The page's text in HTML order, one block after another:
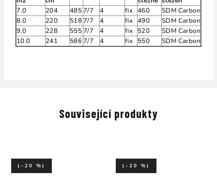
7.0
204 485 7/7 4 fix 460
SDM Carbon
8.0
220 518 7/7 4 fix 490
SDM Carbon
9.0
228 555 7/7 4 fix 520
SDM Carbon
10.0
241 586 7/7 4 fix 550 SDM Carbon
Související produkty
(–20 %) (–20 %)